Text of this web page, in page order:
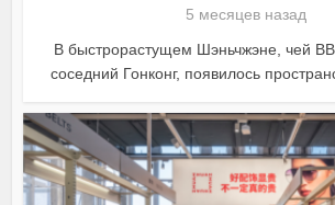
5 месяцев назад
В быстрорастущем Шэньчжэне, чей
соседний Гонконг, появилось